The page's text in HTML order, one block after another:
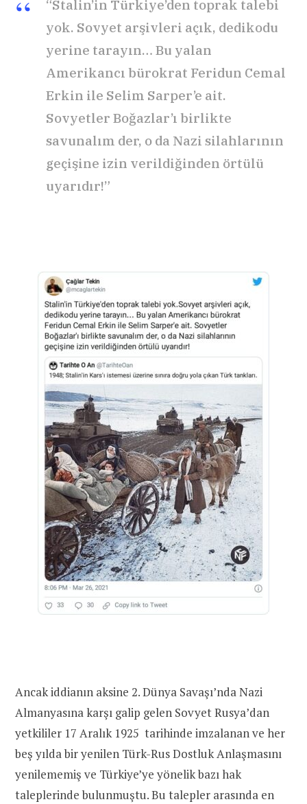
“Stalin’in Türkiye’den toprak talebi
yok. Sovyet arşivleri açık, dedikodu
yerine tarayın… Bu yalan
Amerikancı bürokrat Feridun Cemal
Erkin ile Selim Sarper’e ait.
Sovyetler Boğazlar’ı birlikte
savunalım der, o da Nazi silahlarının
geçişine izin verildiğinden örtülü
uyarıdır!”
Ancak iddianın aksine 2. Dünya Savaşı’nda Nazi
Almanyasına karşı galip gelen Sovyet Rusya’dan
yetkililer 17 Aralık 1925 tarihinde imzalanan ve her
beş yılda bir yenilen Türk-Rus Dostluk Anlaşmasını
yenilememiş ve Türkiye’ye yönelik bazı hak
taleplerinde bulunmuştu. Bu talepler arasında en